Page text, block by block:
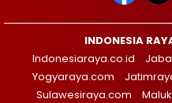
INDONESIA
Indonesiaraya.co.id
Yogyaraya.com
Sulawesiraya.com